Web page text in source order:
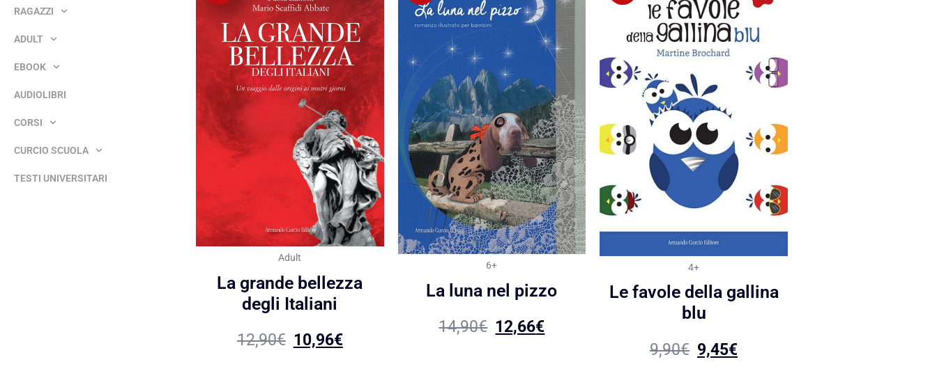
RAGAZZI
ADULT
EBOOK
AUDIOLIBRI
CORSI
CURCIO SCUOLA
TESTI UNIVERSITARI
Adult
La grande bellezza
degli Italiani
12,90€ 10,96€
6+
La luna nel pizzo
14,90€ 12,66€
4+
Le favole della gallina
blu
9,90€ 9,45€